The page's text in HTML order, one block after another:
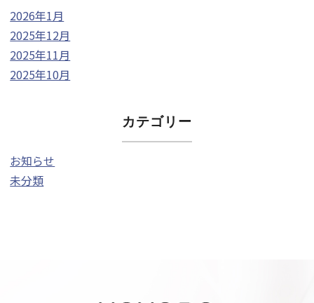
2026年1月
2025年12月
2025年11月
2025年10月
カテゴリー
お知らせ
未分類